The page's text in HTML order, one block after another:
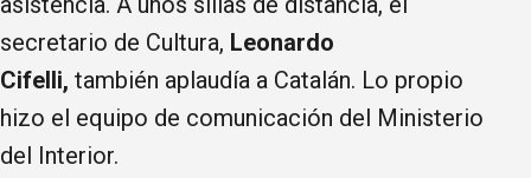
secretario de Cultura, Leonardo
Cifelli, también aplaudía a Catalán. Lo propio
hizo el equipo de comunicación del Ministerio
del Interior.